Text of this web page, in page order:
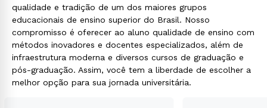
qualidade e tradição de um dos maiores grupos
educacionais de ensino superior do Brasil. Nosso
compromisso é oferecer ao aluno qualidade de ensino com
métodos inovadores e docentes especializados, além de
infraestrutura moderna e diversos cursos de graduação e
pós-graduação. Assim, você tem a liberdade de escolher a
melhor opção para sua jornada universitária.